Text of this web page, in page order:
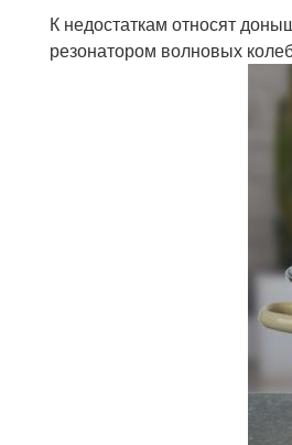
К недостаткам относят
резонатором волновых